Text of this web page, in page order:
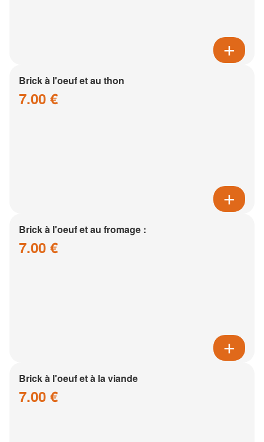
Brick à l'oeuf et au thon
7.00 €
Brick à l'oeuf et au fromage :
7.00 €
Brick à l'oeuf et à la viande
7.00 €